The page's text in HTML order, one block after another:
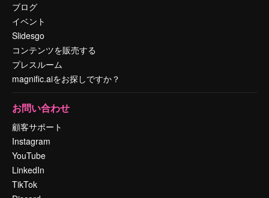
ブログ
イベント
Slidesgo
コンテンツを販売する
プレスルーム
magnific.aiをお探しですか？
お問い合わせ
顧客サポート
Instagram
YouTube
LinkedIn
TikTok